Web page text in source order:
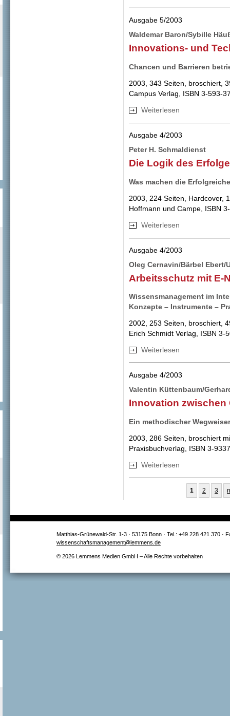
Ausgabe 5/2003
Waldemar Baron/Sybille
Innovations- und
Chancen und Barrieren
2003, 343 Seiten, broschiert,
Campus Verlag, ISBN 3-593-
Weiterlesen
Ausgabe 4/2003
Peter H. Schmaldienst
Die Logik des
Was machen die
2003, 224 Seiten, Hardcover,
Hoffmann und Campe, ISBN
Weiterlesen
Ausgabe 4/2003
Oleg Cernavin/Bärbel Ebert/
Arbeitsschutz mit E-
Wissensmanagement im
Konzepte – Instrumente –
2002, 253 Seiten, broschiert,
Erich Schmidt Verlag, ISBN 3-
Weiterlesen
Ausgabe 4/2003
Valentin Küttenbaum/
Innovation zwischen
Ein methodischer
2003, 286 Seiten, broschiert
Praxisbuchverlag, ISBN 3-
Weiterlesen
1 2 3
Matthias-Grünewald-Str. 1-3 · 53175 Bonn · Tel.: +49 228 421 370 ·
wissenschaftsmanagement@lemmens.de
© 2026 Lemmens Medien GmbH – Alle Rechte vorbehalten